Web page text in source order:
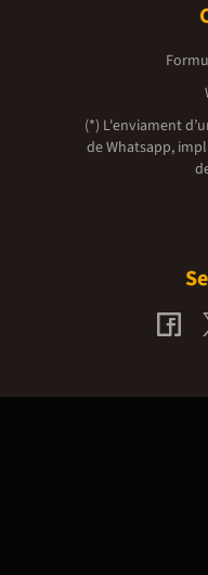
(*) L'enviament
de Whatsapp,